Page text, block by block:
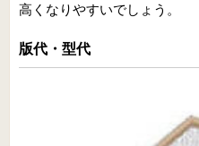
高くなりやすいでしょう。
版代・型代